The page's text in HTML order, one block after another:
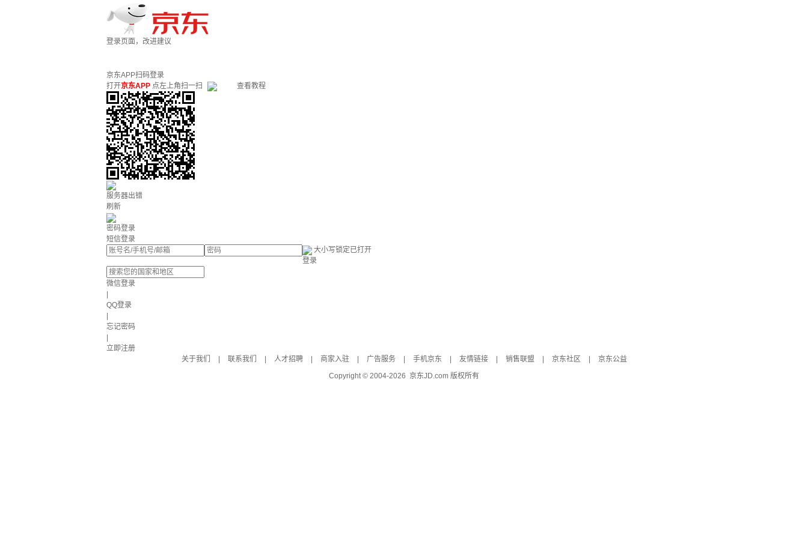
登录页面，改进建议
京东APP扫码登录
打开京东APP 点左上角扫一扫 查看教程
服务器出错
刷新
密码登录
短信登录
大小写锁定已打开
登录
微信登录
QQ登录
忘记密码
立即注册
关于我们
联系我们 人才招聘 商家入驻 广告服务 手机京东 友情链接 销售联盟 京东社区
京东公益
Copyright © 2004-2026 京东JD.com 版权所有